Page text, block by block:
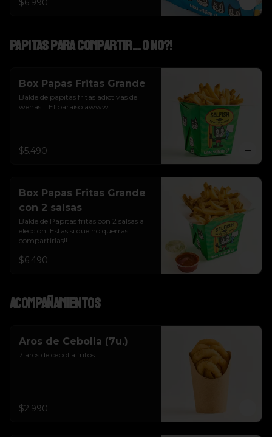
$6.990
Papitas para Compartir... o NO?!
Box Papas Fritas Grande
Balde de papitas fritas adictivas de
wenas!!! El paraíso awww...
$5.490
Box Papas Fritas Grande
con 2 salsas
Balde de Papitas fritas con 2 salsas a
elección. Estas si que no querras
compartirlas!!
$6.490
Acompañamientos
Aros de Cebolla (7u.)
7 aros de cebolla fritos
$2.990